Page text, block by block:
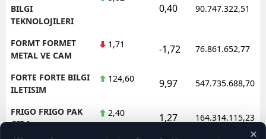
BILGI
TEKNOLOJILERI
0,40 90.747.322,51
FORMT FORMET
METAL VE CAM
1,71 -1,72 76.861.652,77
FORTE FORTE BILGI
ILETISIM
124,60 9,97 547.735.688,70
FRIGO FRIGO PAK
GIDA
2,40 1,27 164.314.115,23